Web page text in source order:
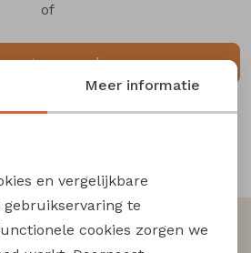
of
aanmaken
op de hoogte zijn?
Meer informatie
en vergelijkbare
te
cookies zorgen we